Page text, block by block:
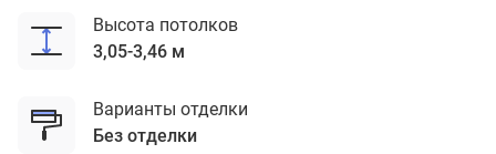
Высота потолков
3,05-3,46 м
Варианты отделки
без отделки